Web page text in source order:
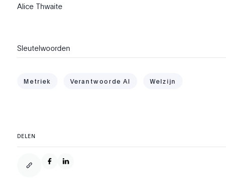
Alice Thwaite
DELEN
Sleutelwoorden
Metriek Verantwoorde AI Welzijn